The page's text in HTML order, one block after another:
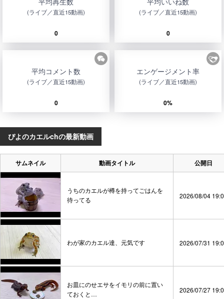
(ライブ／直近15動画)
0
(ライブ／直近15動画)
0
平均コメント数
(ライブ／直近15動画)
0
エンゲージメント率
(ライブ／直近15動画)
0%
ぴよのカエルchの最新動画
サムネイル 動画タイトル 公開日
うちのカエルが樽を持ってごはんを
待ってる
2026/08/04
わが家のカエル達、元気です 2026/07/31
お皿にのせエサをイモリの前に置い
ておくと…
2026/07/27